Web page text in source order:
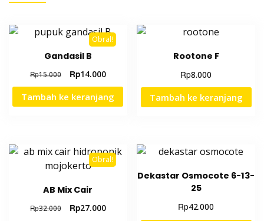
Obral!
Gandasil B
Rp15.000 Rp14.000
Tambah ke keranjang
Rootone F
Rp8.000
Tambah ke keranjang
Obral!
AB Mix Cair
Rp32.000 Rp27.000
Dekastar Osmocote 6-13-
25
Rp42.000